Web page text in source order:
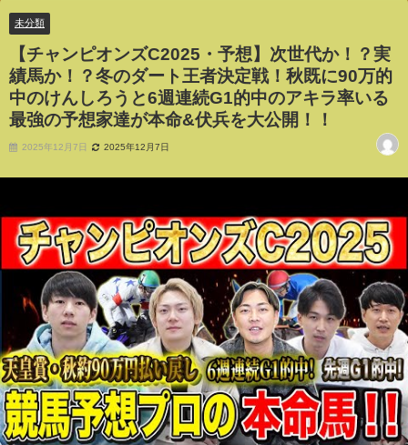
未分類
【チャンピオンズC2025・予想】次世代か！？実
績馬か！？冬のダート王者決定戦！秋既に90万的
中のけんしろうと6週連続G1的中のアキラ率いる
最強の予想家達が本命&伏兵を大公開！！
2025年12月7日 2025年12月7日